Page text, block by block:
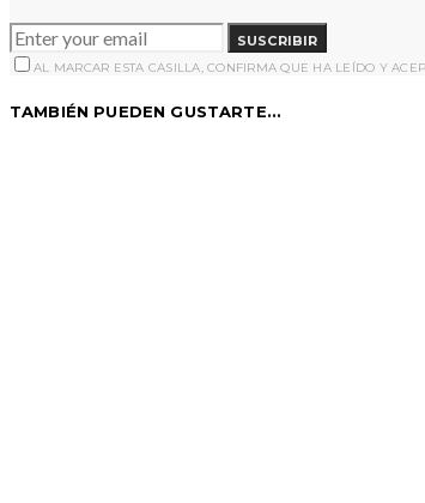
SUSCRIBIR
AL MARCAR ESTA CASILLA, CONFIRMA QUE HA LEÍDO Y
TAMBIÉN PUEDEN GUSTARTE...